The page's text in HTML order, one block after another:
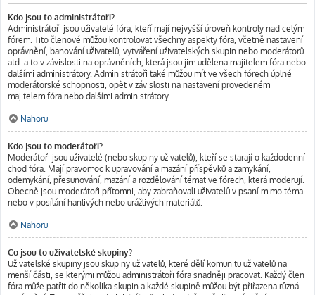
Kdo jsou to administrátoři?
Administrátoři jsou uživatelé fóra, kteří mají nejvyšší úroveň kontroly nad celým
fórem. Tito členové můžou kontrolovat všechny aspekty fóra, včetně nastavení
oprávnění, banování uživatelů, vytváření uživatelských skupin nebo moderátorů
atd. a to v závislosti na oprávněních, která jsou jim udělena majitelem fóra nebo
dalšími administrátory. Administrátoři také můžou mít ve všech fórech úplné
moderátorské schopnosti, opět v závislosti na nastavení provedeném
majitelem fóra nebo dalšími administrátory.
Nahoru
Kdo jsou to moderátoři?
Moderátoři jsou uživatelé (nebo skupiny uživatelů), kteří se starají o každodenní
chod fóra. Mají pravomoc k upravování a mazání příspěvků a zamykání,
odemykání, přesunování, mazání a rozdělování témat ve fórech, která moderují.
Obecně jsou moderátoři přítomni, aby zabraňovali uživatelů v psaní mimo téma
nebo v posílání hanlivých nebo urážlivých materiálů.
Nahoru
Co jsou to uživatelské skupiny?
Uživatelské skupiny jsou skupiny uživatelů, které dělí komunitu uživatelů na
menší části, se kterými můžou administrátoři fóra snadněji pracovat. Každý člen
fóra může patřit do několika skupin a každé skupině můžou být přiřazena různá